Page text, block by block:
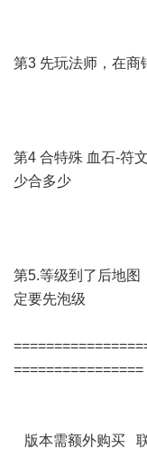
第3 先玩法师，在商
第4 合特殊 血石-符
少合多少
第5.等级到了后地图
定要先泡级
================
版本需额外购买